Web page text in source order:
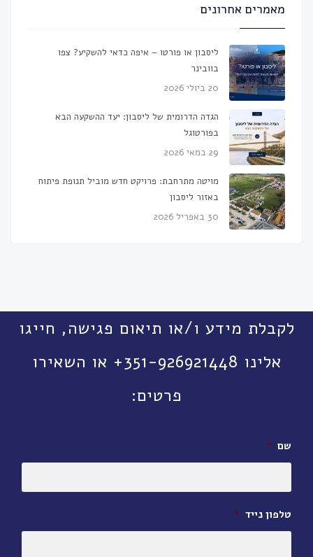
מאמרים אחרונים
ליסבון או פורטו – איפה כדאי להשקיע? צפו
בוובינר
20 ביולי 2026
הגדה הדרומית של ליסבון: יעד ההשקעה הבא
בפורטוגל
29 במאי 2026
מויטה מתרחבת: פרויקט חדש מוביל תנופת פיתוח
באזור ליסבון
30 באפריל 2026
לקבלת מידע ו/או תיאום פגישה, חייגו
אלינו 351-926921448+ או השאירו
פרטים:
שם *
טלפון נייד *